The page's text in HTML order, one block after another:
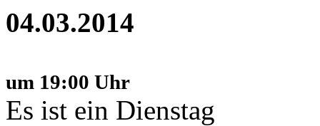
04.03.2014
um 19:00 Uhr
Es ist ein Dienstag